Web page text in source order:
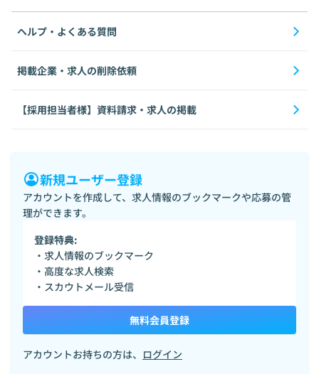
ヘルプ・よくある質問
掲載企業・求人の削除依頼
【採用担当者様】資料請求・求人の掲載
新規ユーザー登録
アカウントを作成して、求人情報のブックマークや応募の管
理ができます。
登録特典:
・求人情報のブックマーク
・高度な求人検索
・スカウトメール受信
無料会員登録
アカウントお持ちの方は、 ログイン